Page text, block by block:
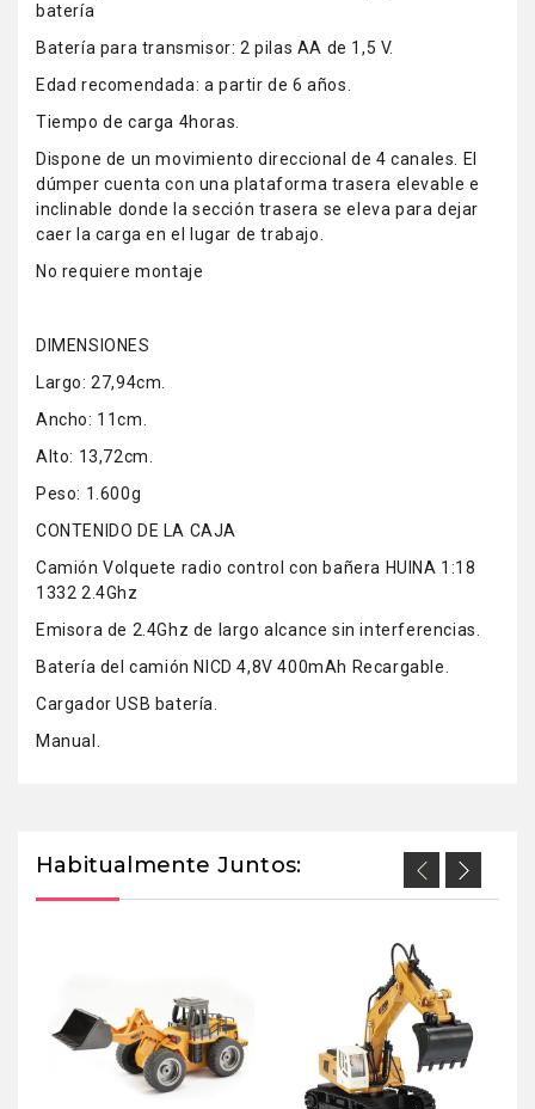
batería
Batería para transmisor: 2 pilas AA de 1,5 V.
Edad recomendada: a partir de 6 años.
Tiempo de carga 4horas.
Dispone de un movimiento direccional de 4 canales. El
dúmper cuenta con una plataforma trasera elevable e
inclinable donde la sección trasera se eleva para dejar
caer la carga en el lugar de trabajo.
No requiere montaje
DIMENSIONES
Largo: 27,94cm.
Ancho: 11cm.
Alto: 13,72cm.
Peso: 1.600g
CONTENIDO DE LA CAJA
Camión Volquete radio control con bañera HUINA 1:18
1332 2.4Ghz
Emisora de 2.4Ghz de largo alcance sin interferencias.
Batería del camión NICD 4,8V 400mAh Recargable.
Cargador USB batería.
Manual.
Habitualmente Juntos: